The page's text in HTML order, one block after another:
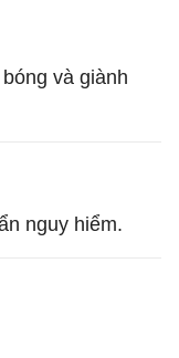
và giành
nguy hiểm.